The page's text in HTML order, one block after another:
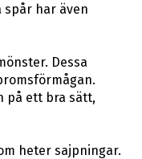
spår har även
Dessa
på ett bra sätt,
heter sajpningar.